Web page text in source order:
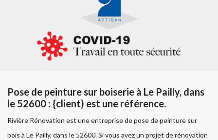
Pose de peinture sur boiserie à Le Pailly, dans
le 52600 : {client) est une référence.
Rivière Rénovation est une entreprise de pose de peinture sur
bois à Le Pailly, dans le 52600. Si vous avez un projet de rénovation